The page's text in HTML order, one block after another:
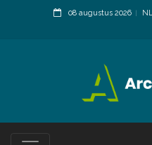
08 augustus 2026